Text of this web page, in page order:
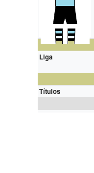
Liga
Títulos